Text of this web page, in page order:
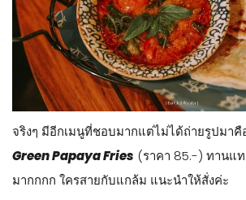
จริงๆ มีอีกเมนูที่ชอบมากแต่ไม่ได้ถ่ายรูปมา
Green Papaya Fries (ราคา 85.-) ทานแ
มากกกก ใครสายกับแกล้ม แนะนำให้สั่งค่ะ